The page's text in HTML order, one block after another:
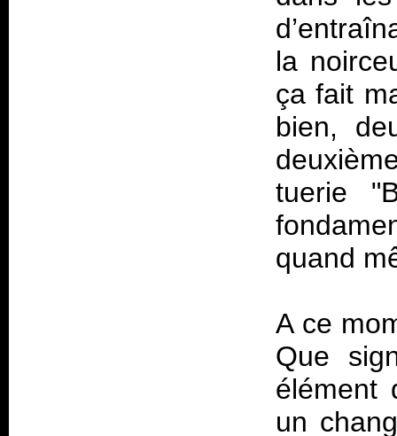
la
ça fait
bien,
tuerie
quand
A ce
Que
élément
un